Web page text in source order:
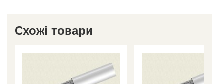
Схожі товари